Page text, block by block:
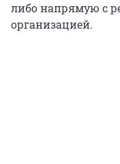
либо напрямую с
организацией.